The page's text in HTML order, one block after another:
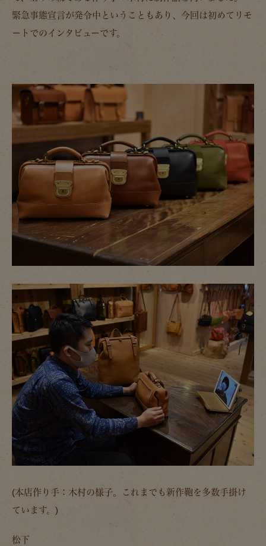
緊急事態宣言が発令中ということもあり、今回は初めてリモ
ートでのインタビューです。
(本店作り手：木村の様子。これまでも新作鞄を多数手掛け
ています。)
松下